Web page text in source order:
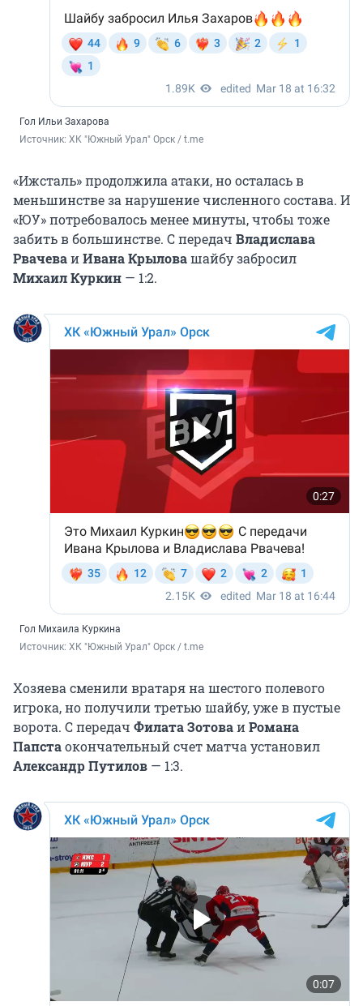
Гол Ильи Захарова
Источник: ХК "Южный Урал" Орск / t.me
«Ижсталь» продолжила атаки, но осталась в
меньшинстве за нарушение численного состава. И
«ЮУ» потребовалось менее минуты, чтобы тоже
забить в большинстве. С передач Владислава
РвачеваиИвана Крыловашайбу забросил
Михаил Куркин — 1:2.
Гол Михаила Куркина
Источник: ХК "Южный Урал" Орск / t.me
Хозяева сменили вратаря на шестого полевого
игрока, но получили третью шайбу, уже в пустые
ворота. С передач Филата ЗотоваиРомана
Папстаокончательный счет матча установил
Александр Путилов — 1:3.